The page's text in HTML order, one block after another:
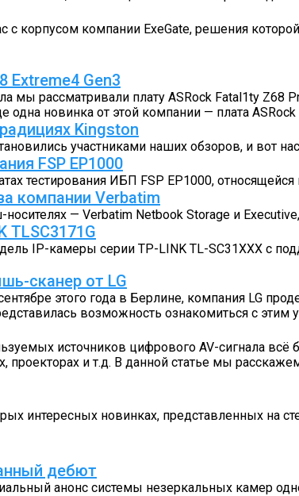
с корпусом компании ExeGate, решения
Extreme4 Gen3
мы рассматривали плату ASRock Fatal1ty Z68
новинка от этой компании — плата
Kingston
участниками наших обзоров, и вот
FSP EP1000
тестирования ИБП FSP EP1000,
компании Verbatim
— Verbatim Netbook Storage и
TLSC3171G
IP-камеры серии TP-LINK TL-SC31XXX с
сканер от LG
этого года в Берлине, компания LG
возможность ознакомиться с этим
источников цифрового AV-сигнала всё
проекторах и т.д. В данной статье мы
интересных новинках, представленных на
дебют
анонс системы незеркальных камер